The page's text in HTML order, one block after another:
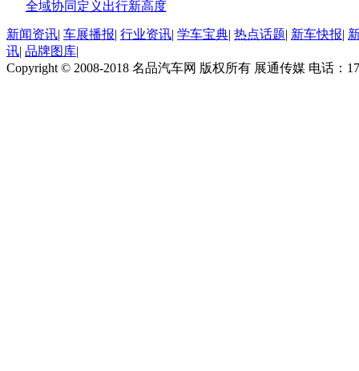
全域协同定义出行新高度
新闻资讯| 车展播报| 行业资讯| 学车宝典| 热点话题| 新车快报|
讯| 品牌图库|
Copyright © 2008-2018 名品汽车网 版权所有 展通传媒 电话：